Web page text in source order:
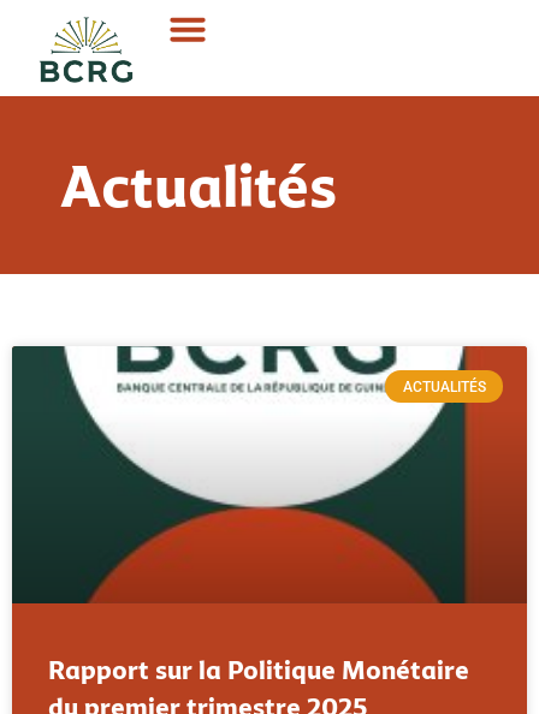
Actualités
ACTUALITÉS
Rapport sur la Politique Monétaire
du premier trimestre 2025